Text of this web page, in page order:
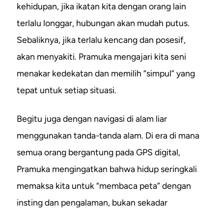
kehidupan, jika ikatan kita dengan orang lain
terlalu longgar, hubungan akan mudah putus.
Sebaliknya, jika terlalu kencang dan posesif,
akan menyakiti. Pramuka mengajari kita seni
menakar kedekatan dan memilih “simpul” yang
tepat untuk setiap situasi.
Begitu juga dengan navigasi di alam liar
menggunakan tanda-tanda alam. Di era di mana
semua orang bergantung pada GPS digital,
Pramuka mengingatkan bahwa hidup seringkali
memaksa kita untuk “membaca peta” dengan
insting dan pengalaman, bukan sekadar